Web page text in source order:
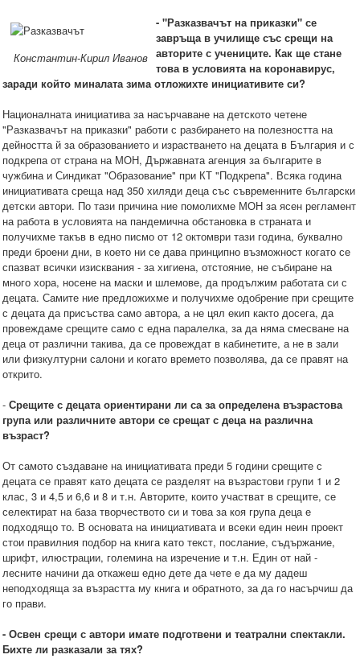
Константин-Кирил Иванов
- "Разказвачът на приказки" се
завръща в училище със срещи на
авторите с учениците. Как ще стане
това в условията на коронавирус,
заради който миналата зима отложихте инициативите си?
Националната инициатива за насърчаване на детското четене
"Разказвачът на приказки" работи с разбирането на полезността на
дейността й за образованието и израстването на децата в България и с
подкрепа от страна на МОН, Държавната агенция за българите в
чужбина и Синдикат "Образование" при КТ "Подкрепа". Всяка година
инициативата среща над 350 хиляди деца със съвременните български
детски автори. По тази причина ние помолихме МОН за ясен регламент
на работа в условията на пандемична обстановка в страната и
получихме такъв в едно писмо от 12 октомври тази година, буквално
преди броени дни, в което ни се дава принципно възможност когато се
спазват всички изисквания - за хигиена, отстояние, не събиране на
много хора, носене на маски и шлемове, да продължим работата си с
децата. Самите ние предложихме и получихме одобрение при срещите
с децата да присъства само автора, а не цял екип както досега, да
провеждаме срещите само с една паралелка, за да няма смесване на
деца от различни такива, да се провеждат в кабинетите, а не в зали
или физкултурни салони и когато времето позволява, да се правят на
открито.
- Срещите с децата ориентирани ли са за определена възрастова
група или различните автори се срещат с деца на различна
възраст?
От самото създаване на инициативата преди 5 години срещите с
децата се правят като децата се разделят на възрастови групи 1 и 2
клас, 3 и 4,5 и 6,6 и 8 и т.н. Авторите, които участват в срещите, се
селектират на база творчеството си и това за коя група деца е
подходящо то. В основата на инициативата и всеки един неин проект
стои правилния подбор на книга като текст, послание, съдържание,
шрифт, илюстрации, големина на изречение и т.н. Един от най -
лесните начини да откажеш едно дете да чете е да му дадеш
неподходяща за възрастта му книга и обратното, за да го насърчиш да
го прави.
- Освен срещи с автори имате подготвени и театрални спектакли.
Бихте ли разказали за тях?